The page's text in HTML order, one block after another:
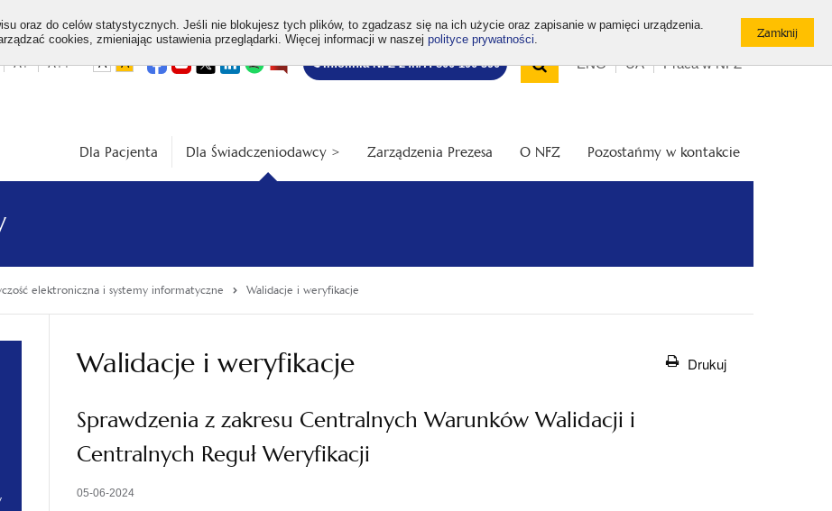
oraz do celów statystycznych. Jeśli nie blokujesz tych plików, to zgadzasz się na ich użycie oraz zapisanie w pamięci urządzenia.
cookies, zmieniając ustawienia przeglądarki. Więcej informacji w naszej polityce prywatności.
A+
A++
A A
się
się
w
się
w
się
w
się
się Bezpłatna
infolinia
Infolinia NFZ 24h/7: 800 190 590 Wyszukiwarka
Otwórz
/
Top
ENG UA Praca w NFZ
Dla Pacjenta Dla Świadczeniodawcy > Zarządzenia Prezesa O NFZ Pozostańmy w kontakcie
elektroniczna i systemy informatyczne Walidacje i weryfikacje
Walidacje i weryfikacje Drukuj
Sprawdzenia z zakresu Centralnych Warunków Walidacji i
Centralnych Reguł Weryfikacji
05-06-2024